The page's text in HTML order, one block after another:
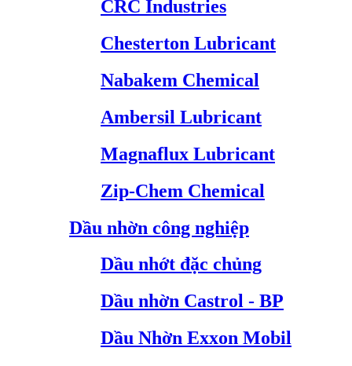
CRC Industries
Chesterton Lubricant
Nabakem Chemical
Ambersil Lubricant
Magnaflux Lubricant
Zip-Chem Chemical
Dầu nhờn công nghiệp
Dầu nhớt đặc chủng
Dầu nhờn Castrol - BP
Dầu Nhờn Exxon Mobil